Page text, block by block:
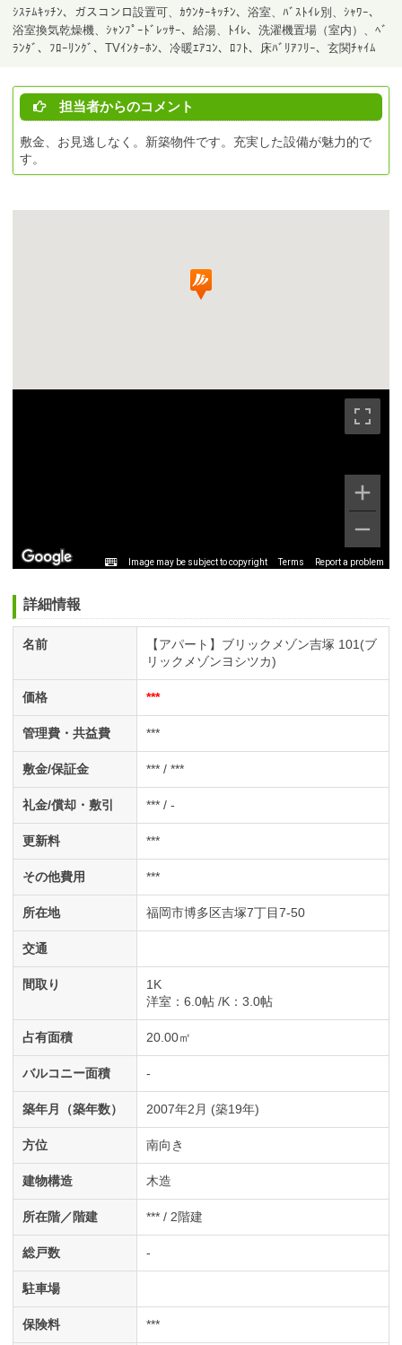
ｼｽﾃﾑｷｯﾁﾝ、ガスコンロ設置可、ｶｳﾝﾀｰｷｯﾁﾝ、浴室、ﾊﾞｽﾄｲﾚ別、ｼｬﾜｰ、
浴室換気乾燥機、ｼｬﾝﾌﾟｰﾄﾞﾚｯｻｰ、給湯、ﾄｲﾚ、洗濯機置場（室内）、ﾍﾞ
ﾗﾝﾀﾞ、ﾌﾛｰﾘﾝｸﾞ、TVｲﾝﾀｰﾎﾝ、冷暖ｴｱｺﾝ、ﾛﾌﾄ、床ﾊﾞﾘｱﾌﾘｰ、玄関ﾁｬｲﾑ
担当者からのコメント
敷金、お見逃しなく。新築物件です。充実した設備が魅力的で
す。
Image may be subject to copyright Terms Report a problem
詳細情報
名前
【アパート】ブリックメゾン吉塚 101(ブ
リックメゾンヨシツカ)
価格 ***
管理費・共益費 ***
敷金/保証金 *** / ***
礼金/償却・敷引 *** / -
更新料 ***
その他費用 ***
所在地 福岡市博多区吉塚7丁目7-50
交通
間取り
1K
洋室 ：6.0帖 K ：3.0帖
占有面積 20.00㎡
バルコニー面積 -
築年月（築年数） 2007年2月 (築19年)
方位 南向き
建物構造 木造
所在階／階建 *** / 2階建
総戸数 -
駐車場
保険料 ***